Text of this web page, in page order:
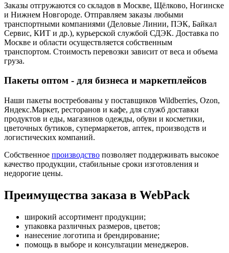
Заказы отгружаются со складов в Москве, Щёлково, Ногинске
и Нижнем Новгороде. Отправляем заказы любыми
транспортными компаниями (Деловые Линии, ПЭК, Байкал
Сервис, КИТ и др.), курьерской службой СДЭК. Доставка по
Москве и области осуществляется собственным
транспортом. Стоимость перевозки зависит от веса и объема
груза.
Пакеты оптом - для бизнеса и маркетплейсов
Наши пакеты востребованы у поставщиков Wildberries, Ozon,
Яндекс.Маркет, ресторанов и кафе, для служб доставки
продуктов и еды, магазинов одежды, обуви и косметики,
цветочных бутиков, супермаркетов, аптек, производств и
логистических компаний.
Собственное производство позволяет поддерживать высокое
качество продукции, стабильные сроки изготовления и
недорогие цены.
Преимущества заказа в WebPack
широкий ассортимент продукции;
упаковка различных размеров, цветов;
нанесение логотипа и брендирование;
помощь в выборе и консультации менеджеров.